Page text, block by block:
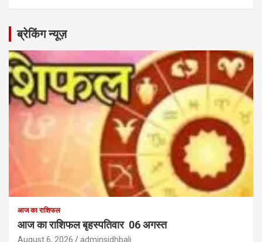
ब्रेकिंग न्यूज़
आज का राशिफल
आज का राशिफल बृहस्पतिवार 06 अगस्त
August 6, 2026 adminsidhbali